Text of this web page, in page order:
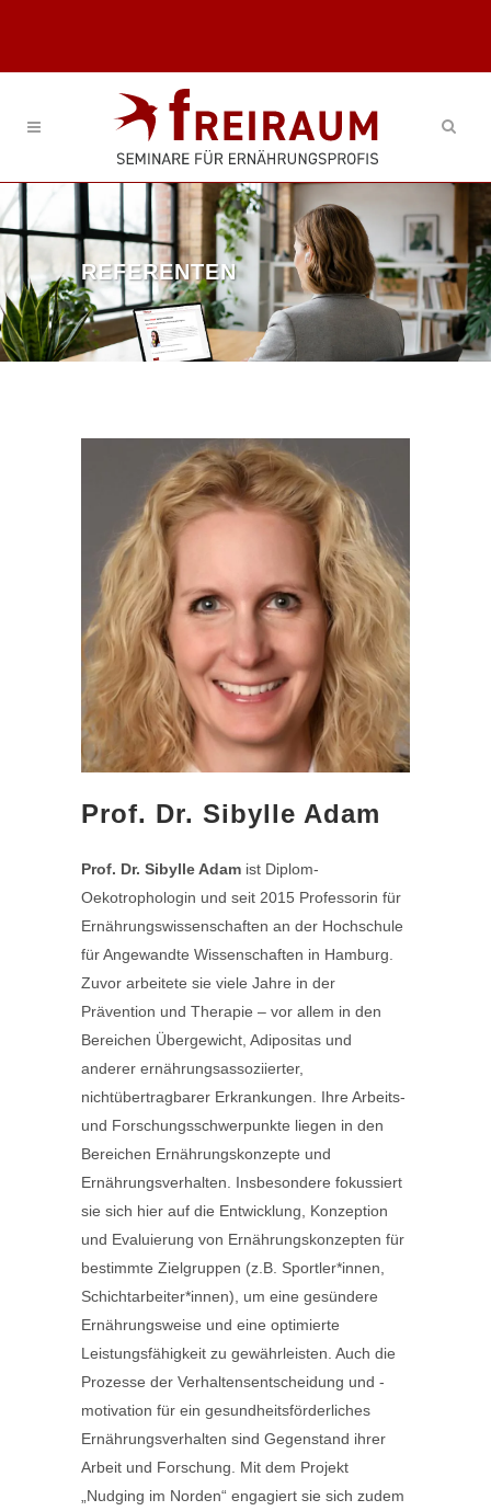
REFERENTEN
Prof. Dr. Sibylle Adam
Prof. Dr. Sibylle Adam ist Diplom-
Oekotrophologin und seit 2015 Professorin für
Ernährungswissenschaften an der Hochschule
für Angewandte Wissenschaften in Hamburg.
Zuvor arbeitete sie viele Jahre in der
Prävention und Therapie – vor allem in den
Bereichen Übergewicht, Adipositas und
anderer ernährungsassoziierter,
nichtübertragbarer Erkrankungen. Ihre Arbeits-
und Forschungsschwerpunkte liegen in den
Bereichen Ernährungskonzepte und
Ernährungsverhalten. Insbesondere fokussiert
sie sich hier auf die Entwicklung, Konzeption
und Evaluierung von Ernährungskonzepten für
bestimmte Zielgruppen (z.B. Sportler*innen,
Schichtarbeiter*innen), um eine gesündere
Ernährungsweise und eine optimierte
Leistungsfähigkeit zu gewährleisten. Auch die
Prozesse der Verhaltensentscheidung und -
motivation für ein gesundheitsförderliches
Ernährungsverhalten sind Gegenstand ihrer
Arbeit und Forschung. Mit dem Projekt
„Nudging im Norden“ engagiert sie sich zudem